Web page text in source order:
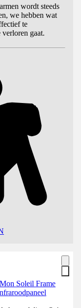
wordt steeds
we hebben wat
te
gaat.
Soleil Frame